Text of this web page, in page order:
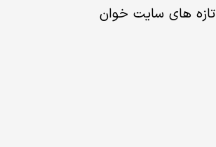
تازه های سایت خوان